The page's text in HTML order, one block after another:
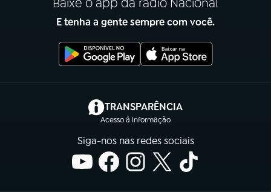
E tenha a gente sempre com você.
TRANSPARÊNCIA
Acesso à Informação
(abre em nova aba)
Siga-nos nas redes sociais